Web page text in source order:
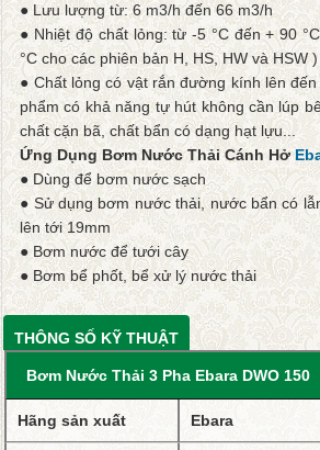
● Lưu lượng từ: ​​6 m3/h đến 66 m3/h
● Nhiệt độ chất lỏng: từ -5 °C đến + 90
°C cho các phiên bản H, HS, HW và HSW )
● Chất lỏng có vật rắn đường kính lên
phẩm có khả năng tự hút không cần lúp
chất cặn bã, chất bẩn có dạng hạt lựu...
Ứng Dụng Bơm Nước Thải Cánh Hở
● Dùng để bơm nước sạch
● Sử dụng bơm nước thải, nước bẩn có
lên tới 19mm
● Bơm nước để tưới cây
● Bơm bể phốt, bể xử lý nước thải
THÔNG SỐ KỸ THUẬT
Bơm Nước Thải 3 Pha Ebara DWO 150
Hãng sản xuất Ebara